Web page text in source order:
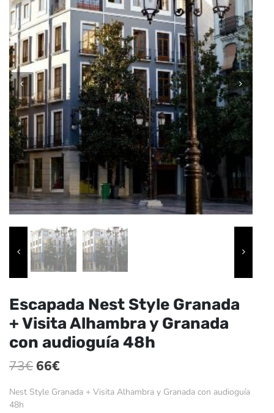
Escapada Nest Style Granada
+ Visita Alhambra y Granada
con audioguía 48h
73€ El
precio
66€
precio
Nest Style Granada + Visita Alhambra y Granada con audioguía
48h